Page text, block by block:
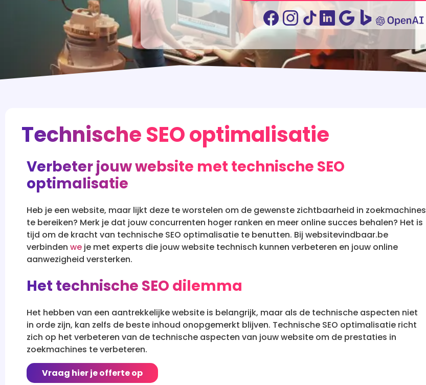
Technische SEO optimalisatie
Verbeter jouw website met technische SEO
optimalisatie
Heb je een website, maar lijkt deze te worstelen om de gewenste zichtbaarheid in zoekmachines
te bereiken? Merk je dat jouw concurrenten hoger ranken en meer online succes behalen? Het is
tijd om de kracht van technische SEO optimalisatie te benutten. Bij websitevindbaar.be
verbinden we je met experts die jouw website technisch kunnen verbeteren en jouw online
aanwezigheid versterken.
Het technische SEO dilemma
Het hebben van een aantrekkelijke website is belangrijk, maar als de technische aspecten niet
in orde zijn, kan zelfs de beste inhoud onopgemerkt blijven. Technische SEO optimalisatie richt
zich op het verbeteren van de technische aspecten van jouw website om de prestaties in
zoekmachines te verbeteren.
Vraag hier je offerte op